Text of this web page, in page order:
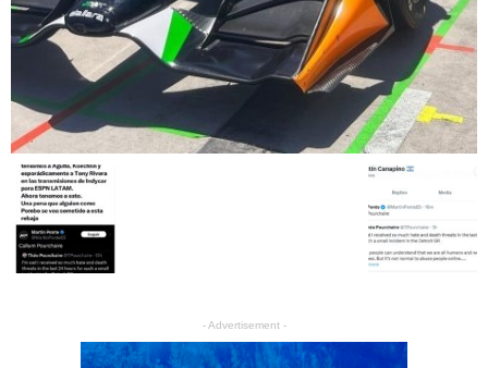
- Advertisement -